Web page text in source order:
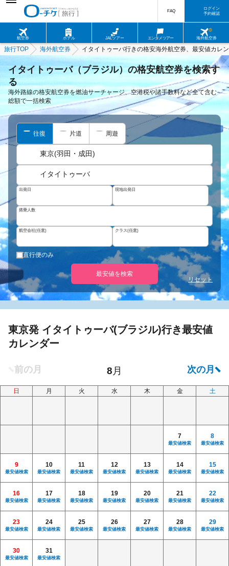
航空券 ホテル JALツアー エンタメツアー 海外航空券
FAQ
ログイン
予約確認
旅行TOP 海外航空券 イタイトゥーバ行きの格安海外航空券、最安値カレ
イタイトゥーバ（ブラジル）の格安航空券を検索す
る
海外路線の格安航空券を燃油サーチャージ、空港税や諸手数料など全て含む
総額で一括検索
往復 片道 周遊
東京(羽田・成田)
イタイトゥーバ
出発日 現地出発日
搭乗人数
航空会社(任意) クラス(任意)
直行便のみ
最安値を検索
リセット
東京発 イタイトゥーバ(ブラジル)行き最安値
カレンダー
日 月 火 水 木 金 土
7
最安値検索
8
最安値検索
9
最安値検索
10
最安値検索
11
最安値検索
12
最安値検索
13
最安値検索
14
最安値検索
15
最安値検索
16
最安値検索
17
最安値検索
18
最安値検索
19
最安値検索
20
最安値検索
21
最安値検索
22
最安値検索
23
最安値検索
24
最安値検索
25
最安値検索
26
最安値検索
27
最安値検索
28
最安値検索
29
最安値検索
30
最安値検索
31
最安値検索